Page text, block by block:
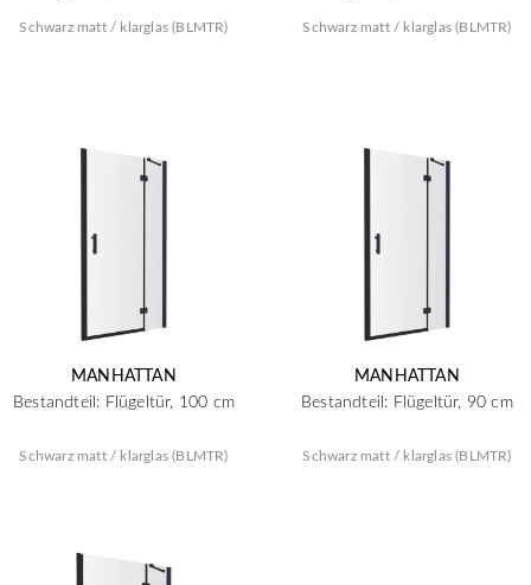
Schwarz matt / klarglas (BLMTR) Schwarz matt / klarglas (BLMTR)
MANHATTAN
Bestandteil: Flügeltür, 100 cm
Schwarz matt / klarglas (BLMTR)
MANHATTAN
Bestandteil: Flügeltür, 90 cm
Schwarz matt / klarglas (BLMTR)